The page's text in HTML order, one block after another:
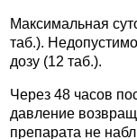
Максимальная
таб.).
дозу (12 таб.).
Через 48 часов
давление
препарата не